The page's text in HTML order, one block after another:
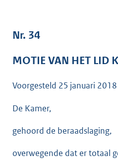
Nr. 34
MOTIE VAN HET LID
Voorgesteld 25 januari 2018
De Kamer,
gehoord de beraadslaging,
overwegende dat er totaal